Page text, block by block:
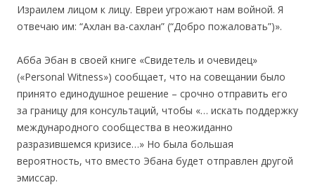
Израилем лицом к лицу. Евреи угрожают нам войной. Я
отвечаю им: “Ахлан ва-сахлан” (“Добро пожаловать”)».
Абба Эбан в своей книге «Свидетель и очевидец»
(«Personal Witness») сообщает, что на совещании было
принято единодушное решение – срочно отправить его
за границу для консультаций, чтобы «… искать поддержку
международного сообщества в неожиданно
разразившемся кризисе…» Но была большая
вероятность, что вместо Эбана будет отправлен другой
эмиссар.